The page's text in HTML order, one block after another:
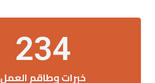
خبرات وطاقم العمل
234